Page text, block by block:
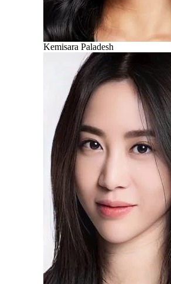
Kemisara Paladesh